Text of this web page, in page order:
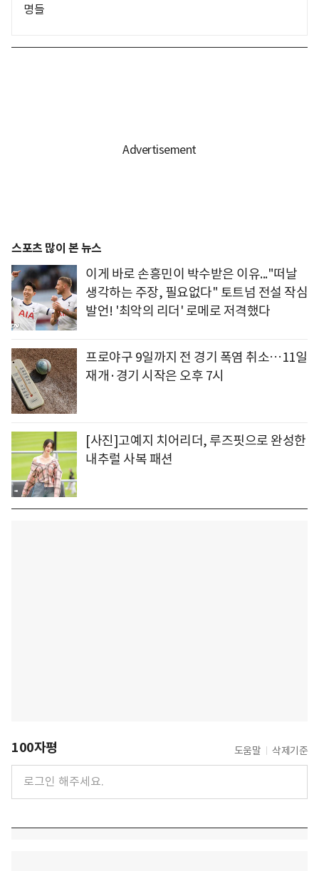
명들
스포츠 많이 본 뉴스
이게 바로 손흥민이 박수받은 이유..."떠날
생각하는 주장, 필요없다" 토트넘 전설 작심
발언! '최악의 리더' 로메로 저격했다
프로야구 9일까지 전 경기 폭염 취소…11일
재개·경기 시작은 오후 7시
[사진]고예지 치어리더, 루즈핏으로 완성한
내추럴 사복 패션
100자평 도움말 삭제기준